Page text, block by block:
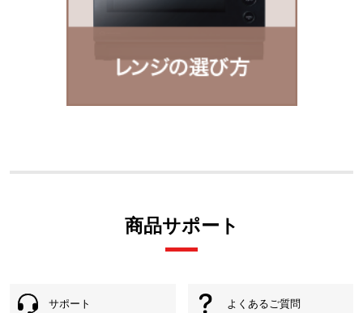
商品サポート
サポート よくあるご質問